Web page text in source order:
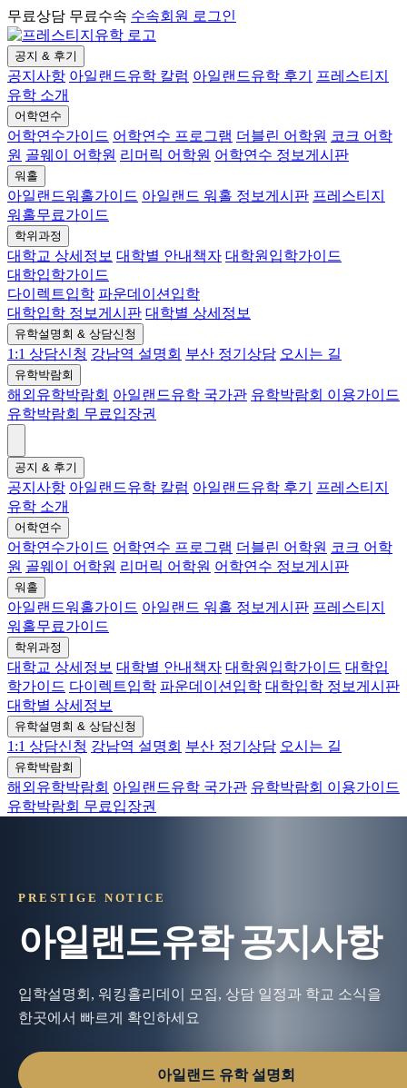
무료상담 무료수속 수속회원 로그인
공지 & 후기
공지사항 아일랜드유학 칼럼 아일랜드유학 후기
프레스티지
유학 소개
어학연수
어학연수가이드 어학연수 프로그램 더블린 어학원 코크 어학
원 골웨이 어학원 리머릭 어학원 어학연수 정보게시판
워홀
아일랜드워홀가이드 아일랜드 워홀 정보게시판 프레스티지
워홀무료가이드
학위과정
대학교 상세정보 대학별 안내책자 대학원입학가이드
대학입학가이드
다이렉트입학 파운데이션입학
대학입학 정보게시판 대학별 상세정보
유학설명회 & 상담신청
1:1 상담신청 강남역 설명회 부산 정기상담 오시는 길
유학박람회
해외유학박람회 아일랜드유학 국가관 유학박람회 이용가이드
유학박람회 무료입장권
공지 & 후기
공지사항 아일랜드유학 칼럼 아일랜드유학 후기
프레스티지
유학 소개
어학연수
어학연수가이드 어학연수 프로그램 더블린 어학원 코크 어학
원 골웨이 어학원 리머릭 어학원 어학연수 정보게시판
워홀
아일랜드워홀가이드 아일랜드 워홀 정보게시판 프레스티지
워홀무료가이드
학위과정
대학교 상세정보 대학별 안내책자 대학원입학가이드 대학입
학가이드 다이렉트입학 파운데이션입학 대학입학 정보게시판
대학별 상세정보
유학설명회 & 상담신청
1:1 상담신청 강남역 설명회 부산 정기상담 오시는 길
유학박람회
해외유학박람회 아일랜드유학 국가관 유학박람회 이용가이드
유학박람회 무료입장권
PRESTIGE NOTICE
아일랜드유학 공지사항
입학설명회, 워킹홀리데이 모집, 상담 일정과 학교 소식을
한곳에서 빠르게 확인하세요
아일랜드 유학 설명회